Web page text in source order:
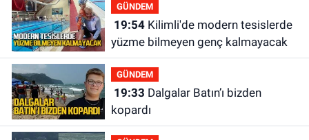
GÜNDEM
19:54Kilimli'de modern tesislerde
yüzme bilmeyen genç kalmayacak
GÜNDEM
19:33
kopardı